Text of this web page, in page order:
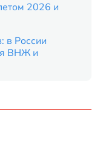
2026 и
в России
ВНЖ и